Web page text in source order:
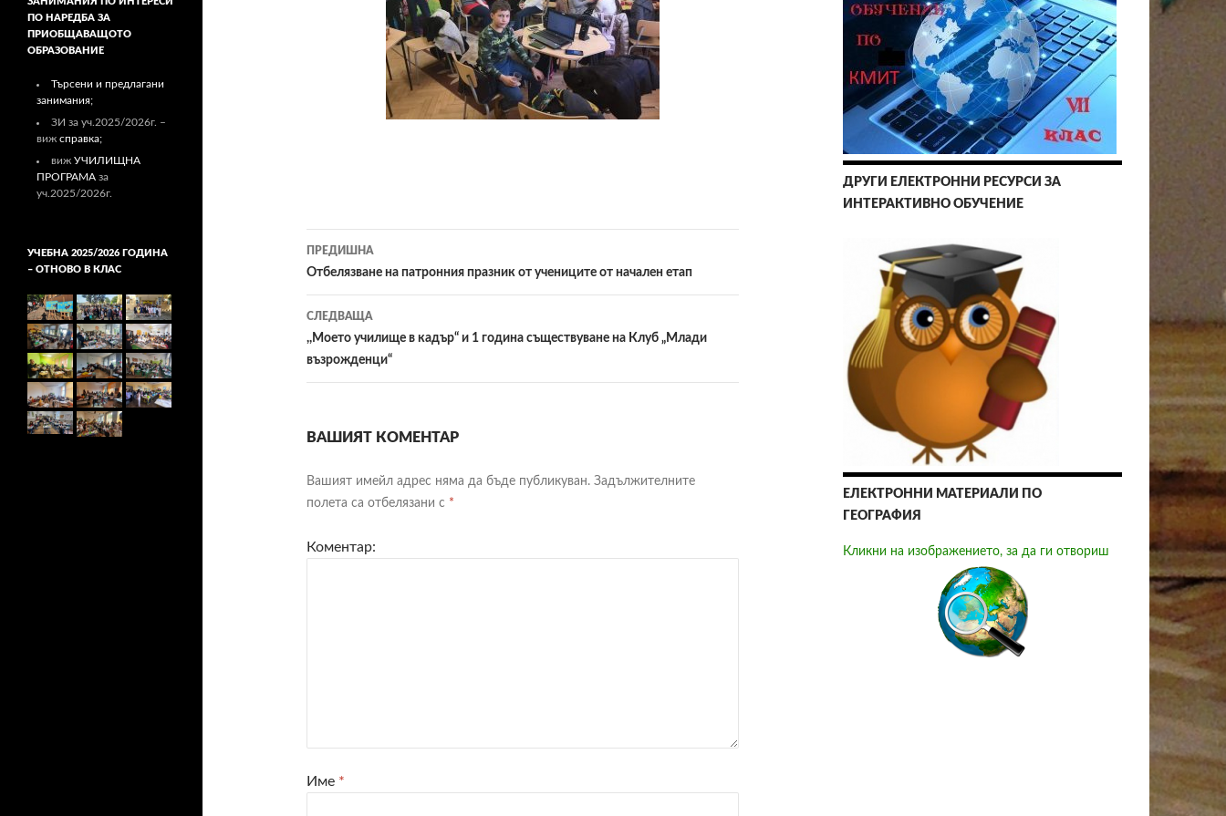
Навигация
в
публикациите
ПРЕДИШНА
Отбелязване на патронния празник от учениците от начален етап
СЛЕДВАЩА
,,Моето училище в кадър“ и 1 година съществуване на Клуб „Млади
възрожденци“
ВАШИЯТ КОМЕНТАР
Вашият имейл адрес няма да бъде публикуван. Задължителните
полета са отбелязани с *
Коментар:
Име *
ДРУГИ ЕЛЕКТРОННИ РЕСУРСИ ЗА
ИНТЕРАКТИВНО ОБУЧЕНИЕ
ЕЛЕКТРОННИ МАТЕРИАЛИ ПО
ГЕОГРАФИЯ
Кликни на изображението, за да ги отвориш
ПО НАРЕДБА ЗА
ПРИОБЩАВАЩОТО
ОБРАЗОВАНИЕ
Търсени и предлагани
занимания;
ЗИ за уч.2025/2026г. –
виж справка;
виж УЧИЛИЩНА
ПРОГРАМА за
уч.2025/2026г.
УЧЕБНА 2025/2026 ГОДИНА
– ОТНОВО В КЛАС